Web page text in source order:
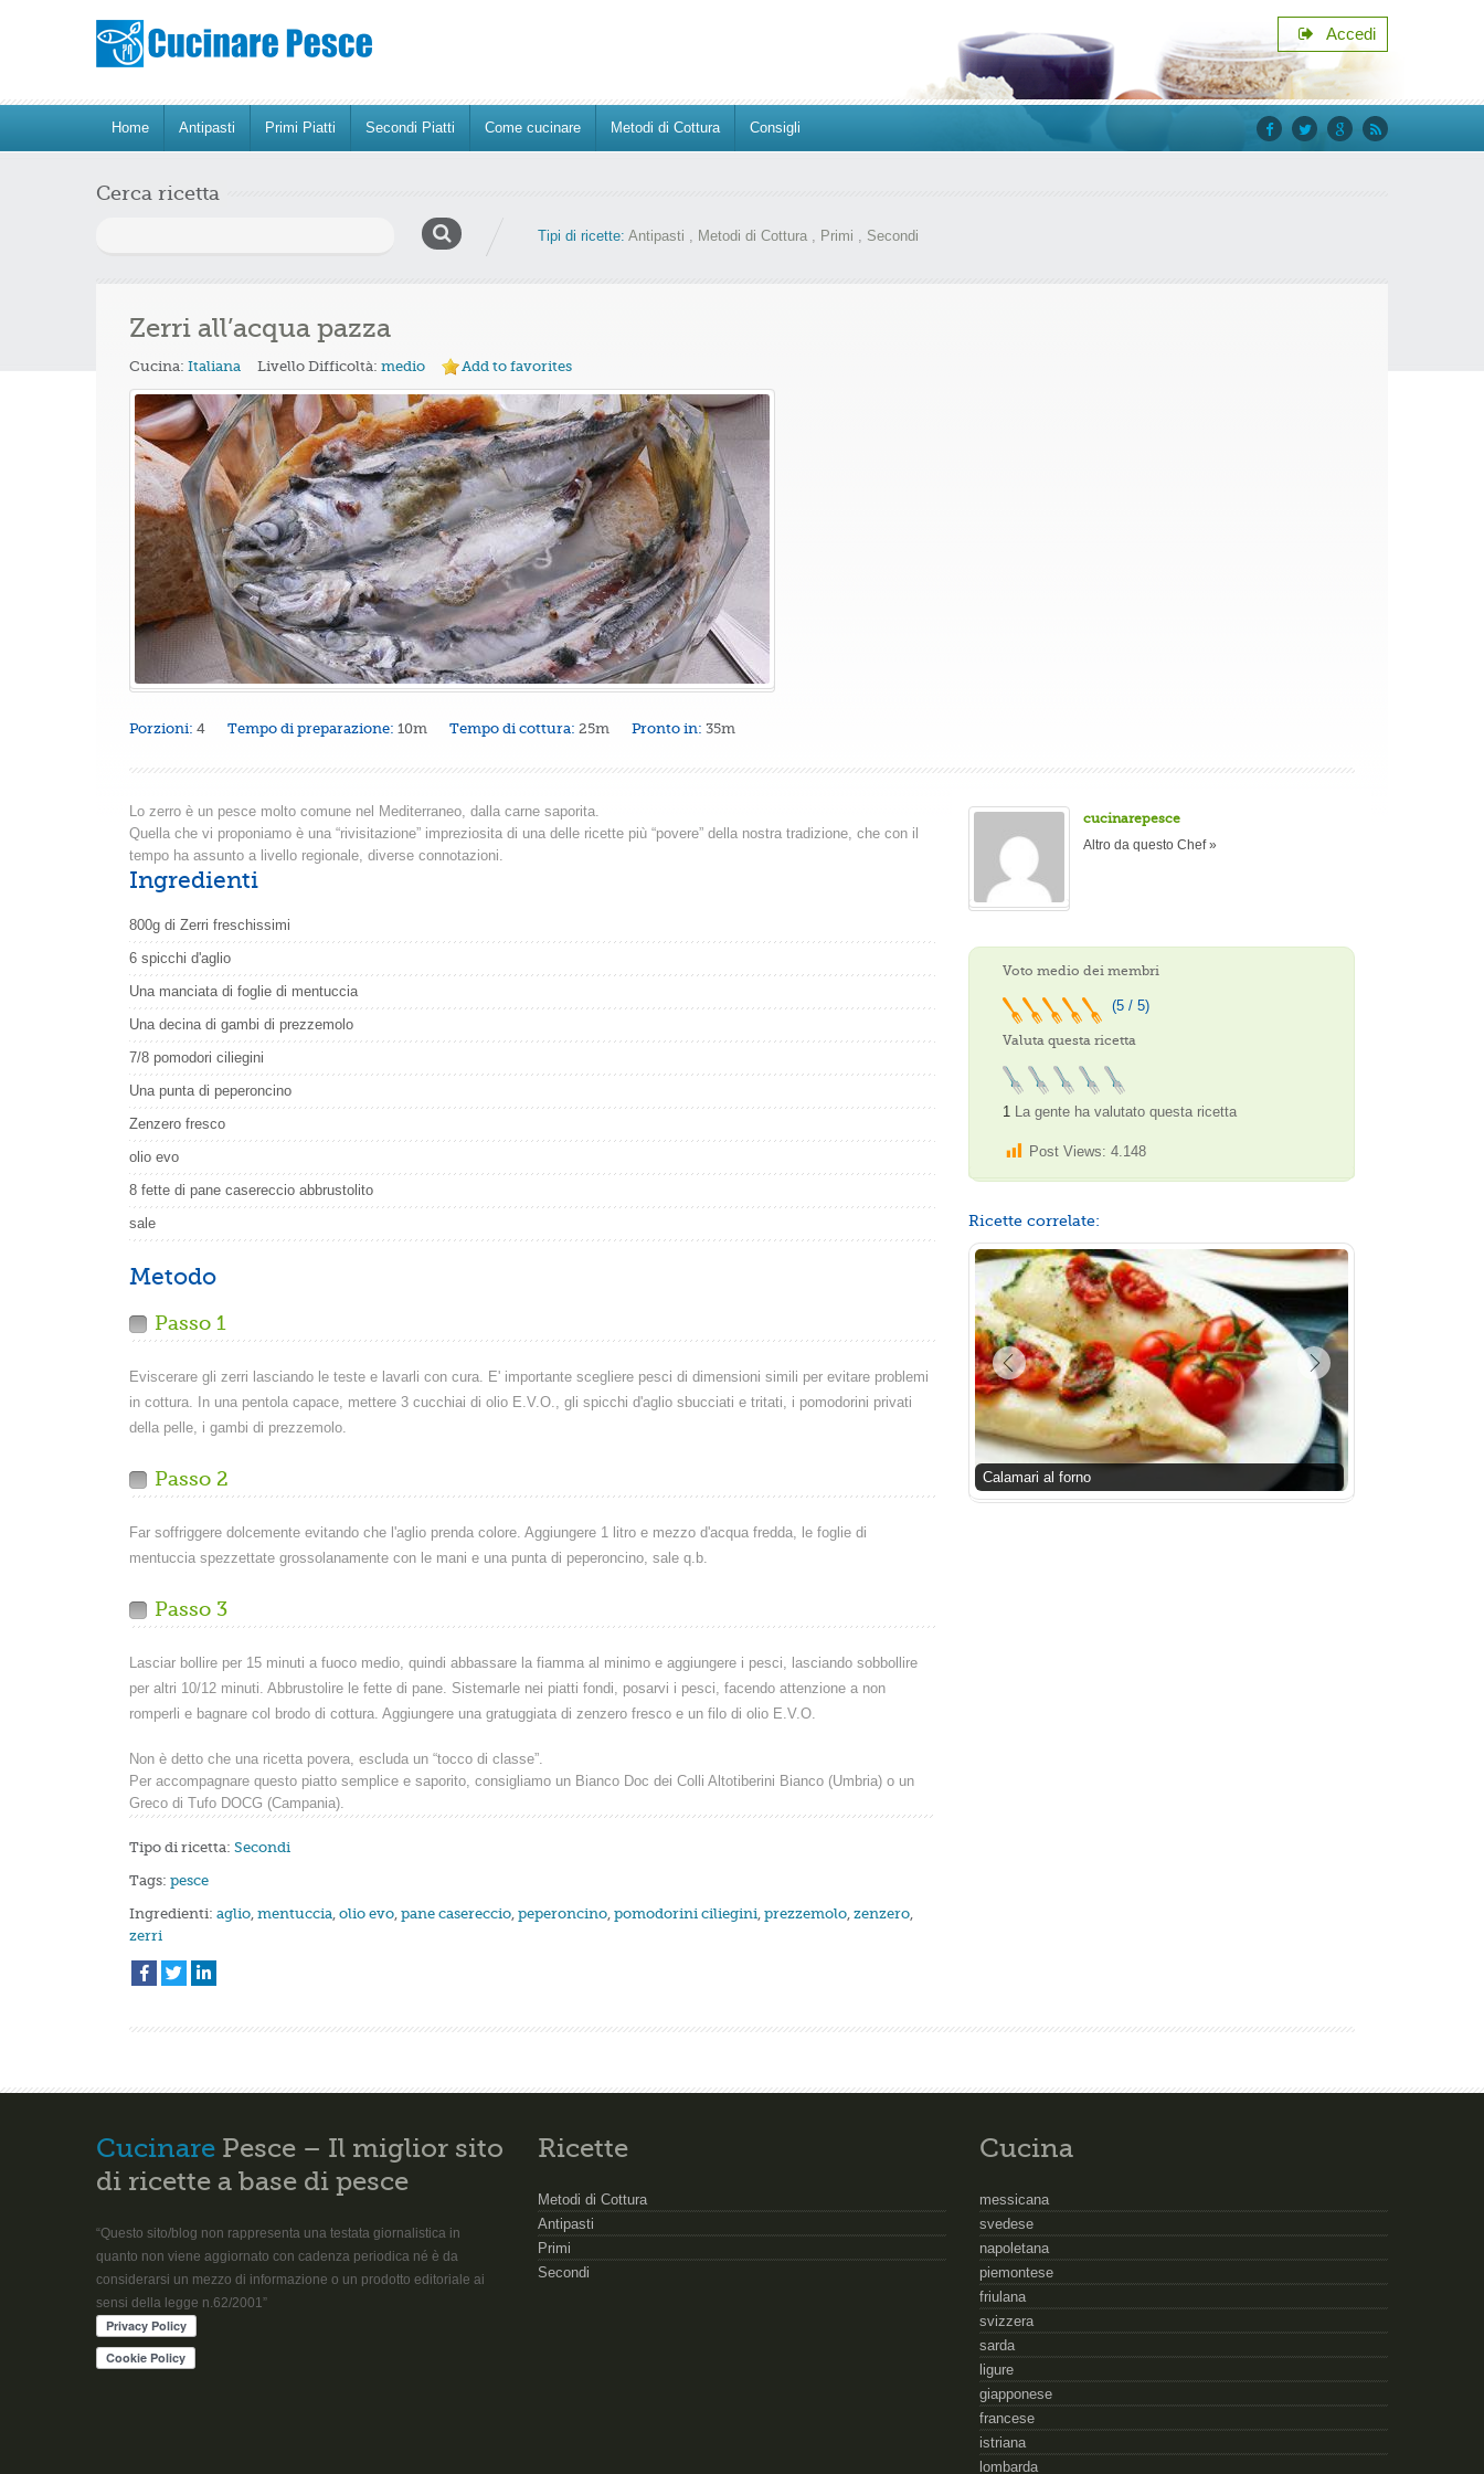
Accedi
Home Antipasti Primi Piatti Secondi Piatti Come cucinare Metodi di Cottura
Consigli
facebook
twittergoogle+
rss
Cerca ricetta
Tipi di ricette: Antipasti , Metodi di Cottura , Primi , Secondi
Zerri all’acqua pazza
Cucina: Italiana Livello Difficoltà: medio Add to favorites
Porzioni: 4 Tempo di preparazione: 10m Tempo di cottura: 25m Pronto in: 35m
cucinarepesce
Altro da questo Chef »
Voto medio dei membri
(5 / 5)
Valuta questa ricetta
1 La gente ha valutato questa ricetta
Post Views: 4.148
Ricette correlate:
Calamari al forno
Lo zerro è un pesce molto comune nel Mediterraneo, dalla carne saporita.
Quella che vi proponiamo è una “rivisitazione” impreziosita di una delle ricette più “povere” della nostra tradizione, che con il
tempo ha assunto a livello regionale, diverse connotazioni.
Ingredienti
800g di Zerri freschissimi
6 spicchi d'aglio
Una manciata di foglie di mentuccia
Una decina di gambi di prezzemolo
7/8 pomodori ciliegini
Una punta di peperoncino
Zenzero fresco
olio evo
8 fette di pane casereccio abbrustolito
sale
Metodo
Passo 1
Eviscerare gli zerri lasciando le teste e lavarli con cura. E' importante scegliere pesci di dimensioni simili per evitare problemi
in cottura. In una pentola capace, mettere 3 cucchiai di olio E.V.O., gli spicchi d'aglio sbucciati e tritati, i pomodorini privati
della pelle, i gambi di prezzemolo.
Passo 2
Far soffriggere dolcemente evitando che l'aglio prenda colore. Aggiungere 1 litro e mezzo d'acqua fredda, le foglie di
mentuccia spezzettate grossolanamente con le mani e una punta di peperoncino, sale q.b.
Passo 3
Lasciar bollire per 15 minuti a fuoco medio, quindi abbassare la fiamma al minimo e aggiungere i pesci, lasciando sobbollire
per altri 10/12 minuti. Abbrustolire le fette di pane. Sistemarle nei piatti fondi, posarvi i pesci, facendo attenzione a non
romperli e bagnare col brodo di cottura. Aggiungere una gratuggiata di zenzero fresco e un filo di olio E.V.O.
Non è detto che una ricetta povera, escluda un “tocco di classe”.
Per accompagnare questo piatto semplice e saporito, consigliamo un Bianco Doc dei Colli Altotiberini Bianco (Umbria) o un
Greco di Tufo DOCG (Campania).
Tipo di ricetta: Secondi
Tags: pesce
Ingredienti: aglio, mentuccia, olio evo, pane casereccio, peperoncino, pomodorini ciliegini, prezzemolo, zenzero,
zerri
Cucinare Pesce – Il miglior sito
di ricette a base di pesce
“Questo sito/blog non rappresenta una testata giornalistica in
quanto non viene aggiornato con cadenza periodica né è da
considerarsi un mezzo di informazione o un prodotto editoriale ai
sensi della legge n.62/2001”
Ricette
Metodi di Cottura
Antipasti
Primi
Secondi
Cucina
messicana
svedese
napoletana
piemontese
friulana
svizzera
sarda
ligure
giapponese
francese
istriana
lombarda